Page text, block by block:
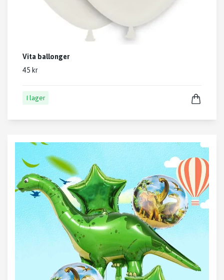
Vita ballonger
45 kr
I lager